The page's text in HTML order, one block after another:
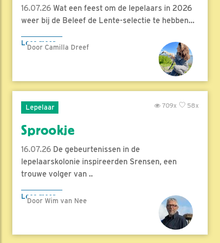
16.07.26 Wat een feest om de lepelaars in 2026
weer bij de Beleef de Lente-selectie te hebben...
Lees meer
Door Camilla Dreef
Lepelaar 58x
709x
Sprookje
16.07.26 De gebeurtenissen in de
lepelaarskolonie inspireerden Srensen, een
trouwe volger van ..
Lees meer
Door Wim van Nee